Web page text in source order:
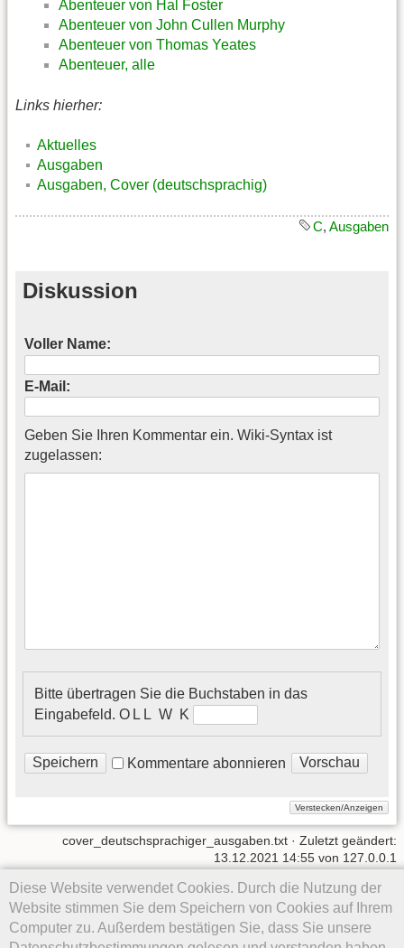
Abenteuer von Hal Foster
Abenteuer von John Cullen Murphy
Abenteuer von Thomas Yeates
Abenteuer, alle
Links hierher:
Aktuelles
Ausgaben
Ausgaben, Cover (deutschsprachig)
C, Ausgaben
Diese Website verwendet Cookies. Durch die Nutzung der
Website stimmen Sie dem Speichern von Cookies auf Ihrem
Computer zu. Außerdem bestätigen Sie, dass Sie unsere
Diskussion
Voller Name:
E-Mail:
Geben Sie Ihren Kommentar ein. Wiki-Syntax ist
zugelassen:
Bitte übertragen Sie die Buchstaben in das
Eingabefeld. O L L W K
Kommentare abonnieren
cover_deutschsprachiger_ausgaben.txt · Zuletzt geändert:
13.12.2021 14:55 von 127.0.0.1